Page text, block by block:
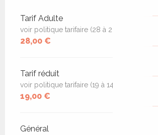
Tarifs 2026
Tarif Adulte
voir politique tarifaire (28 à 20 selon le
28,00 €
Tarif réduit
voir politique tarifaire (19 à 14) selon le
19,00 €
Général